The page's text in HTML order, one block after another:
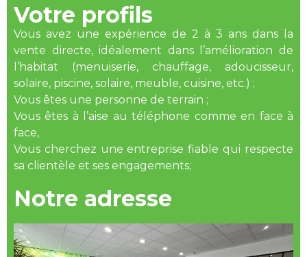
Votre profils
Vous avez une expérience de 2 à 3 ans dans la
vente directe, idéalement dans l’amélioration de
l’habitat (menuiserie, chauffage, adoucisseur,
solaire, piscine, solaire, meuble, cuisine, etc.) ;
Vous êtes une personne de terrain ;
Vous êtes à l’aise au téléphone comme en face à
face,
Vous cherchez une entreprise fiable qui respecte
sa clientèle et ses engagements;
Notre adresse